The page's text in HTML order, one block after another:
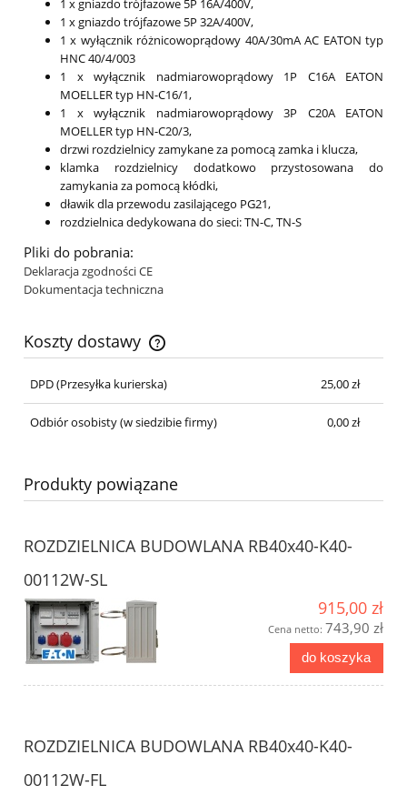
1 x gniazdo trójfazowe 5P 16A/400V,
1 x gniazdo trójfazowe 5P 32A/400V,
1 x wyłącznik różnicowoprądowy 40A/30mA AC EATON typ
HNC 40/4/003
1 x wyłącznik nadmiarowoprądowy 1P C16A EATON
MOELLER typ HN-C16/1,
1 x wyłącznik nadmiarowoprądowy 3P C20A EATON
MOELLER typ HN-C20/3,
drzwi rozdzielnicy zamykane za pomocą zamka i klucza,
klamka rozdzielnicy dodatkowo przystosowana do
zamykania za pomocą kłódki,
dławik dla przewodu zasilającego PG21,
rozdzielnica dedykowana do sieci: TN-C, TN-S
Pliki do pobrania:
Deklaracja zgodności CE
Dokumentacja techniczna
Koszty dostawy
DPD(Przesyłka kurierska) 25,00 zł
Odbiór osobisty(w siedzibie firmy) 0,00 zł
Produkty powiązane
ROZDZIELNICA BUDOWLANA RB40x40-K40-
00112W-SL
915,00 zł
Cena netto: 743,90 zł
do koszyka
ROZDZIELNICA BUDOWLANA RB40x40-K40-
00112W-FL